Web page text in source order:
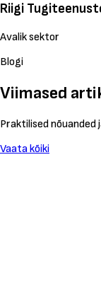
Riigi
Avalik sektor
Blogi
Viimased
Praktilised
Vaata kõiki